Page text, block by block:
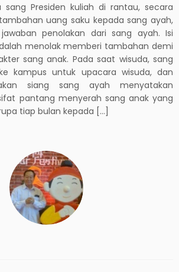
sang Presiden kuliah di rantau, secara
uang saku kepada sang ayah,
penolakan dari sang ayah. Isi
menolak memberi tambahan demi
sang anak. Pada saat wisuda, sang
kampus untuk upacara wisuda, dan
siang sang ayah menyatakan
pantang menyerah sang anak yang
tiap bulan kepada […]